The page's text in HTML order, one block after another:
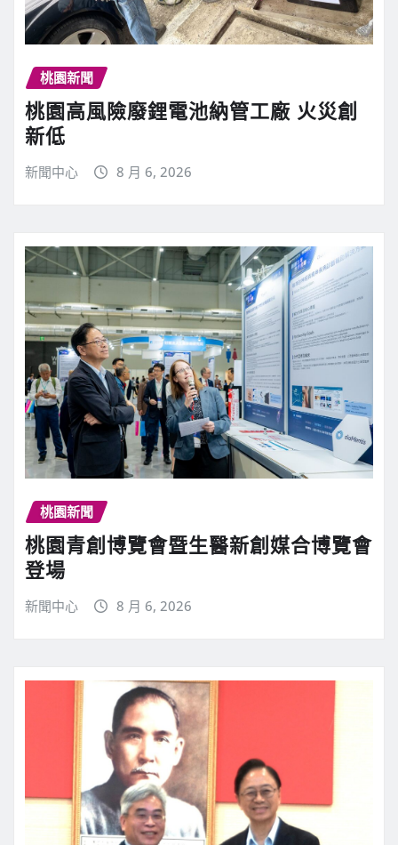
桃園新聞
桃園高風險廢鋰電池納管工廠 火災創
新低
新聞中心 8 月 6, 2026
桃園新聞
桃園青創博覽會暨生醫新創媒合博覽會
登場
新聞中心 8 月 6, 2026